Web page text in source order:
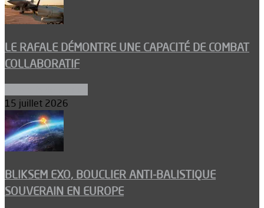
LE RAFALE DÉMONTRE UNE CAPACITÉ DE COMBAT
COLLABORATIF
15 juillet 2026
BLIKSEM EXO, BOUCLIER ANTI-BALISTIQUE
SOUVERAIN EN EUROPE